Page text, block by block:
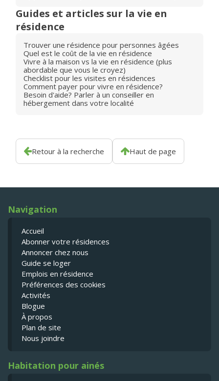
Guides et articles sur la vie en
résidence
Trouver une résidence pour personnes âgées
Quel est le coût de la vie en résidence
Vivre à la maison vs la vie en résidence (plus
abordable que vous le croyez)
Checklist pour les visites en résidences
Comment payer pour vivre en résidence?
Besoin d'aide? Parler à un conseiller en
hébergement dans votre localité
Retour à la recherche Haut de page
Navigation
Accueil
Abonner votre résidences
Annoncer chez nous
Guide se loger
Emplois en résidence
Préférences des cookies
Activités
Blogue
À propos
Plan de site
Nous joindre
Habitation pour ainés